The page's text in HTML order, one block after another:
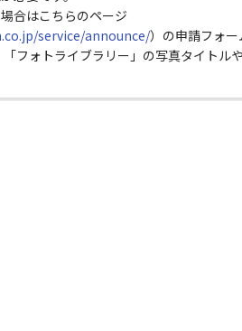
合はこちらのページ
service/announce/）の申請フォ
フォトライブラリー」の写真タイトル